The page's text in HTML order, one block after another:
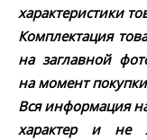
характеристики
Комплектация
на заглавной
на момент
Вся информация
характер и не